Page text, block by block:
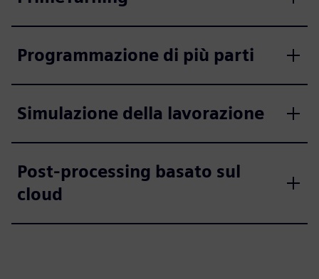
Programmazione di più parti
Simulazione della lavorazione
Post-processing basato sul
cloud